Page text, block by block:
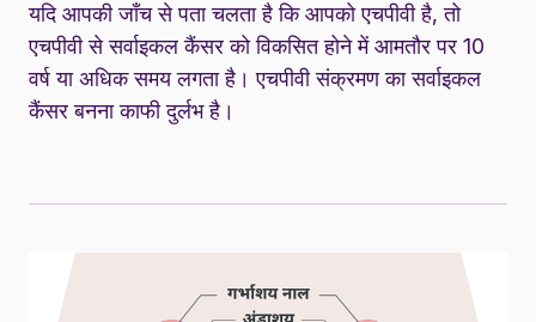
यदि आपकी जाँच से पता चलता है कि आपको एचपीवी है, तो
एचपीवी से सर्वाइकल कैंसर को विकसित होने में आमतौर पर 10
वर्ष या अधिक समय लगता है। एचपीवी संक्रमण का सर्वाइकल
कैंसर बनना काफी दुर्लभ है।